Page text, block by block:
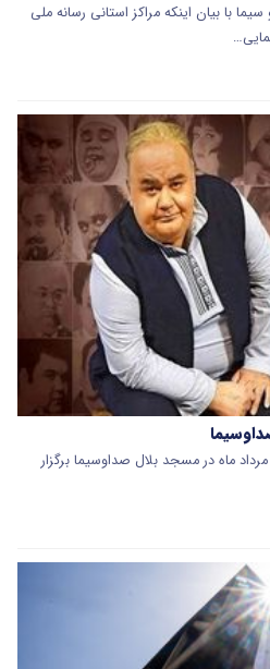
با بیان اینکه مراکز استانی رسانه ملی
آیین یادبود اکبر عبدی روز یکشنبه ۱۱ مرداد ماه در مسجد بلال صداوسیما برگزار